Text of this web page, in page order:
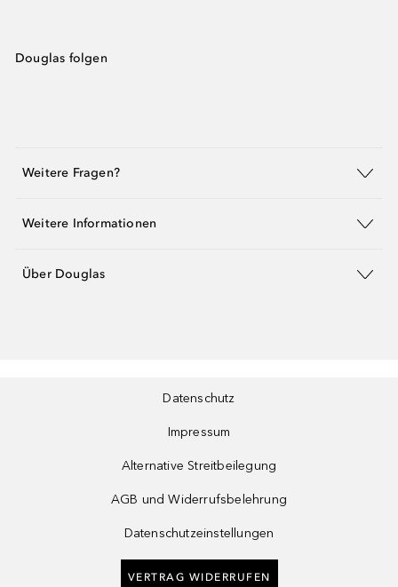
Douglas folgen
Weitere Fragen?
Weitere Informationen
Über Douglas
Datenschutz
Impressum
Alternative Streitbeilegung
AGB und Widerrufsbelehrung
Datenschutzeinstellungen
VERTRAG WIDERRUFEN